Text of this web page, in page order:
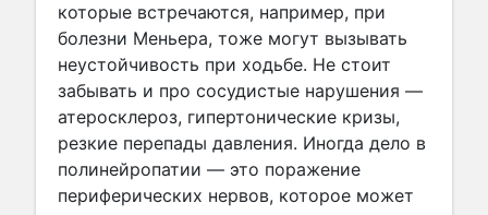
которые встречаются, например, при
болезни Меньера, тоже могут вызывать
неустойчивость при ходьбе. Не стоит
забывать и про сосудистые нарушения —
атеросклероз, гипертонические кризы,
резкие перепады давления. Иногда дело в
полинейропатии — это поражение
периферических нервов, которое может